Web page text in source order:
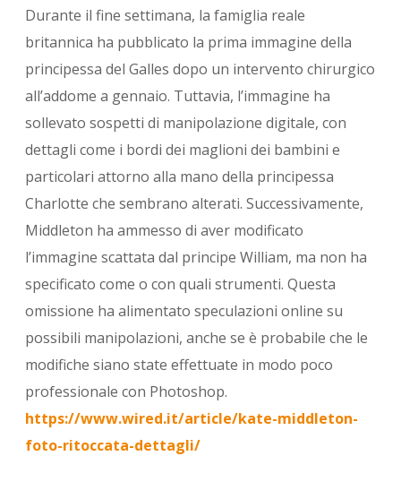
Durante il fine settimana, la famiglia reale
britannica ha pubblicato la prima immagine della
principessa del Galles dopo un intervento chirurgico
all’addome a gennaio. Tuttavia, l’immagine ha
sollevato sospetti di manipolazione digitale, con
dettagli come i bordi dei maglioni dei bambini e
particolari attorno alla mano della principessa
Charlotte che sembrano alterati. Successivamente,
Middleton ha ammesso di aver modificato
l’immagine scattata dal principe William, ma non ha
specificato come o con quali strumenti. Questa
omissione ha alimentato speculazioni online su
possibili manipolazioni, anche se è probabile che le
modifiche siano state effettuate in modo poco
professionale con Photoshop.
https://www.wired.it/article/kate-middleton-
foto-ritoccata-dettagli/